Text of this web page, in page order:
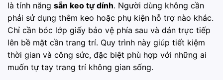
là tính năng sẵn keo tự dính. Người dùng không cần
phải sử dụng thêm keo hoặc phụ kiện hỗ trợ nào khác.
Chỉ cần bóc lớp giấy bảo vệ phía sau và dán trực tiếp
lên bề mặt cần trang trí. Quy trình này giúp tiết kiệm
thời gian và công sức, đặc biệt phù hợp với những ai
muốn tự tay trang trí không gian sống.